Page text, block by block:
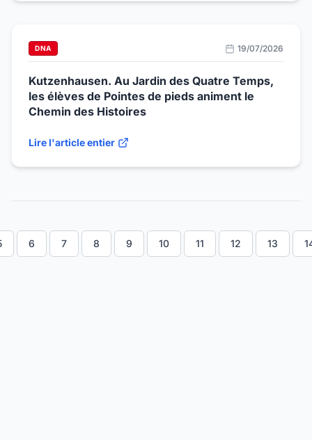
DNA 19/07/2026
Kutzenhausen. Au Jardin des Quatre Temps,
les élèves de Pointes de pieds animent le
Chemin des Histoires
Lire l'article entier
6 7 8 9 10 11 12 13